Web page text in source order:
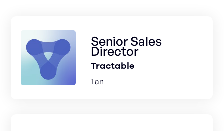
Senior Sales
Director
Tractable
1 an